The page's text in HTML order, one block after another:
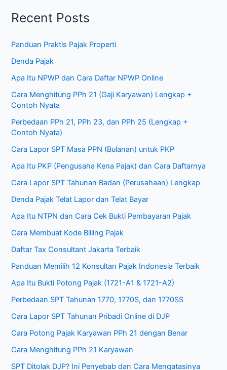
Recent Posts
Panduan Praktis Pajak Properti
Denda Pajak
Apa Itu NPWP dan Cara Daftar NPWP Online
Cara Menghitung PPh 21 (Gaji Karyawan) Lengkap +
Contoh Nyata
Perbedaan PPh 21, PPh 23, dan PPh 25 (Lengkap +
Contoh Nyata)
Cara Lapor SPT Masa PPN (Bulanan) untuk PKP
Apa Itu PKP (Pengusaha Kena Pajak) dan Cara Daftarnya
Cara Lapor SPT Tahunan Badan (Perusahaan) Lengkap
Denda Pajak Telat Lapor dan Telat Bayar
Apa Itu NTPN dan Cara Cek Bukti Pembayaran Pajak
Cara Membuat Kode Billing Pajak
Daftar Tax Consultant Jakarta Terbaik
Panduan Memilih 12 Konsultan Pajak Indonesia Terbaik
Apa Itu Bukti Potong Pajak (1721-A1 & 1721-A2)
Perbedaan SPT Tahunan 1770, 1770S, dan 1770SS
Cara Lapor SPT Tahunan Pribadi Online di DJP
Cara Potong Pajak Karyawan PPh 21 dengan Benar
Cara Menghitung PPh 21 Karyawan
SPT Ditolak DJP? Ini Penyebab dan Cara Mengatasinya